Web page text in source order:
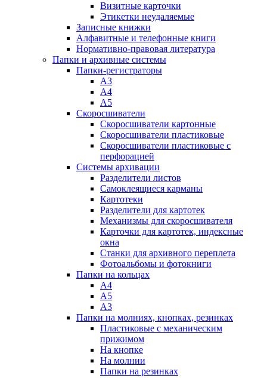
Визитные карточки
Этикетки неудаляемые
Записные книжки
Алфавитные и телефонные книги
Нормативно-правовая литература
Папки и архивные системы
Папки-регистраторы
А3
А4
А5
Скоросшиватели
Скоросшиватели картонные
Скоросшиватели пластиковые
Скоросшиватели пластиковые с
перфорацией
Системы архивации
Разделители листов
Самоклеящиеся карманы
Картотеки
Разделители для картотек
Механизмы для скоросшивателя
Карточки для картотек, индексные
окна
Станки для архивного переплета
Фотоальбомы и фотокниги
Папки на кольцах
А4
А5
А3
Папки на молниях, кнопках, резинках
Пластиковые с механическим
прижимом
На кнопке
На молнии
Папки на резинках